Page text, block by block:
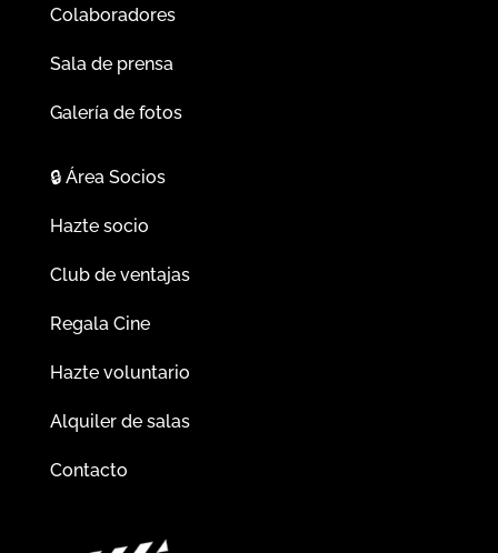
Colaboradores
Sala de prensa
Galería de fotos
🔒Área Socios
Hazte socio
Club de ventajas
Regala Cine
Hazte voluntario
Alquiler de salas
Contacto